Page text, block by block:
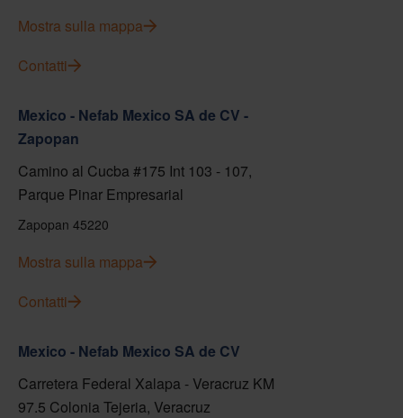
Mostra sulla mappa
Contatti
Mexico - Nefab Mexico SA de CV -
Zapopan
Camino al Cucba #175 Int 103 - 107,
Parque Pinar Empresarial
Zapopan 45220
Mostra sulla mappa
Contatti
Mexico - Nefab Mexico SA de CV
Carretera Federal Xalapa - Veracruz KM
97.5 Colonia Tejeria, Veracruz